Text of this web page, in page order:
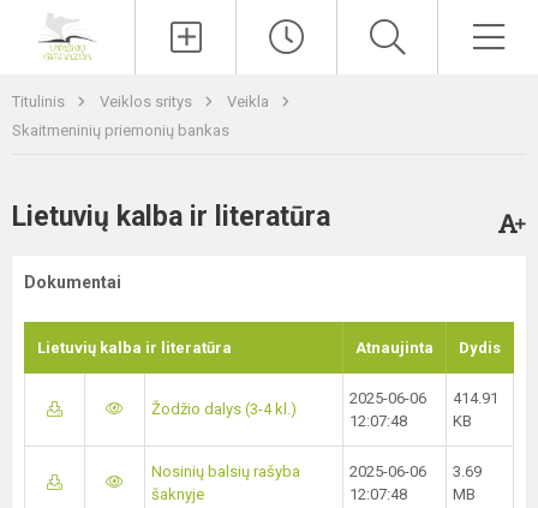
Titulinis Veiklos sritys
Veikla
Skaitmeninių priemonių bankas
Lietuvių kalba ir literatūra
Dokumentai
Lietuvių kalba ir literatūra Atnaujinta Dydis
Žodžio dalys (3-4 kl.)
2025-06-06
12:07:48
414.91
KB
Nosinių balsių rašyba
šaknyje
2025-06-06
12:07:48
3.69
MB